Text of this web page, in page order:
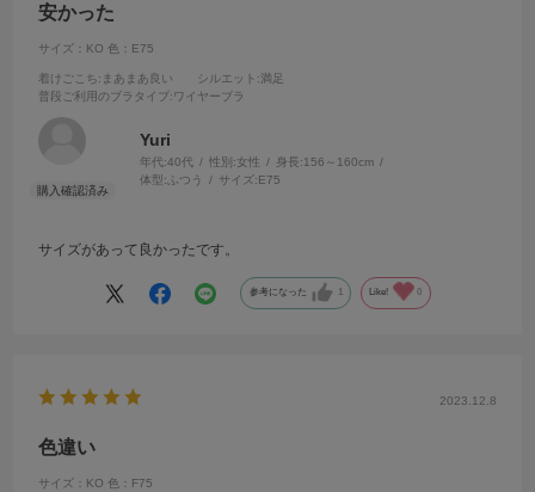
安かった
サイズ：KO 色：E75
着けごこち:まあまあ良い シルエット :満足
普段ご利用のブラタイプ :ワイヤーブラ
Yuri
年代:40代 性別:女性 身長:156～160cm
体型: ふつう サイズ:E75
サイズがあって良かったです。
参考になった 1 Like! 0
2023.12.8
色違い
サイズ：KO 色：F75